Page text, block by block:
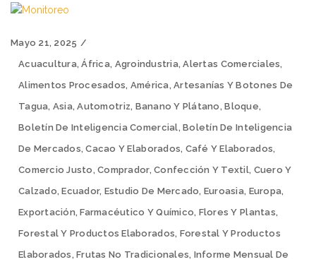
Mayo 21, 2025
Acuacultura,África, Agroindustria,Alertas Comerciales,
Alimentos Procesados, América,Artesanías Y Botones De
Tagua, Asia,Automotriz, Banano Y Plátano ,Bloque,
Boletín De Inteligencia Comercial,Boletín De Inteligencia
De Mercados,Cacao Y Elaborados, Café Y Elaborados,
Comercio Justo ,Comprador,Confección Y Textil, Cuero Y
Calzado,Ecuador, Estudio De Mercado, Euroasia, Europa,
Exportación,Farmacéutico Y Químico, Flores Y Plantas,
Forestal Y Productos Elaborados, Forestal Y Productos
Elaborados ,Frutas No Tradicionales, Informe Mensual De